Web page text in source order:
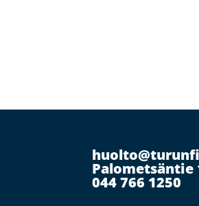
Palometsäntie
044 766 1250